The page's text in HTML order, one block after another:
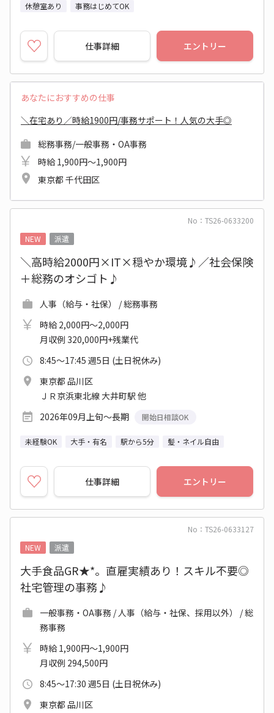
休憩室あり
事務はじめてOK
仕事詳細 エントリー
あなたにおすすめの仕事
＼在宅あり／時給1900円/事務サポート！人気の大手◎
総務事務/一般事務・OA事務
時給 1,900円～1,900円
東京都 千代田区
No：TS26-0633200
NEW
派遣
＼高時給2000円×IT×穏やか環境♪／社会保険
＋総務のオシゴト♪
人事（給与・社保） / 総務事務
時給 2,000円～2,000円
月収例 320,000円+残業代
8:45～17:45 週5日 (土日祝休み)
東京都 品川区
ＪＲ京浜東北線 大井町駅 他
2026年09月上旬～長期
開始日相談OK
未経験OK 大手・有名 駅から5分 髪・ネイル自由
仕事詳細 エントリー
No：TS26-0633127
NEW
派遣
大手食品GR★*。直雇実績あり！スキル不要◎
社宅管理の事務♪
一般事務・OA事務 / 人事（給与・社保、採用以外） / 総
務事務
時給 1,900円～1,900円
月収例 294,500円
8:45～17:30 週5日 (土日祝休み)
東京都 品川区